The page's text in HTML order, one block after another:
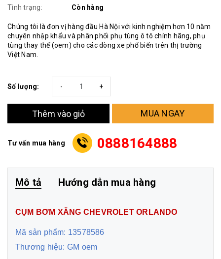
Tình trạng:
Còn hàng
Chúng tôi là đơn vị hàng đầu Hà Nội với kinh nghiệm hơn 10 năm
chuyên nhập khẩu và phân phối phụ tùng ô tô chính hãng, phụ
tùng thay thế (oem) cho các dòng xe phổ biến trên thị trường
Việt Nam.
Số lượng: +
-
Thêm vào giỏ MUA NGAY
Tư vấn mua hàng 0888164888
Mô tả Hướng dẫn mua hàng
CỤM BƠM XĂNG CHEVROLET ORLANDO
Mã sản phẩm: 13578586
Thương hiệu: GM oem